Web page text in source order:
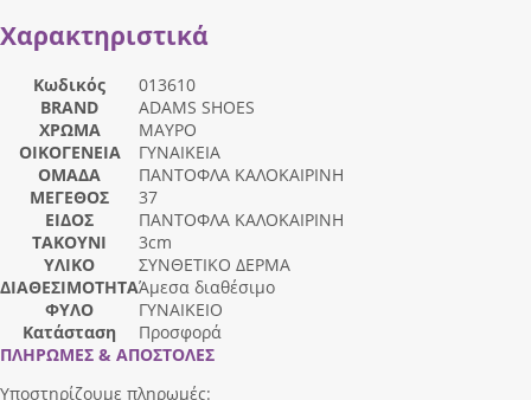
Χαρακτηριστικά
Κωδικός
013610
BRAND
ADAMS SHOES
ΧΡΩΜΑ
ΜΑΥΡΟ
ΟΙΚΟΓΕΝΕΙΑ
ΓΥΝΑΙΚΕΙΑ
ΟΜΑΔΑ
ΠΑΝΤΟΦΛΑ ΚΑΛΟΚΑΙΡΙΝΗ
ΜΕΓΕΘΟΣ
37
ΕΙΔΟΣ
ΠΑΝΤΟΦΛΑ ΚΑΛΟΚΑΙΡΙΝΗ
ΤΑΚΟΥΝΙ
3cm
ΥΛΙΚΟ
ΣΥΝΘΕΤΙΚΟ ΔΕΡΜΑ
ΔΙΑΘΕΣΙΜΟΤΗΤΑΆμεσα διαθέσιμο
ΦΥΛΟ
ΓΥΝΑΙΚΕΙΟ
Κατάσταση
Προσφορά
ΠΛΗΡΩΜΕΣ & ΑΠΟΣΤΟΛΕΣ
Υποστηρίζουμε πληρωμές: